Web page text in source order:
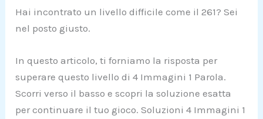
Hai incontrato un livello difficile come il 261? Sei
nel posto giusto.
In questo articolo, ti forniamo la risposta per
superare questo livello di 4 Immagini 1 Parola.
Scorri verso il basso e scopri la soluzione esatta
per continuare il tuo gioco. Soluzioni 4 Immagini 1